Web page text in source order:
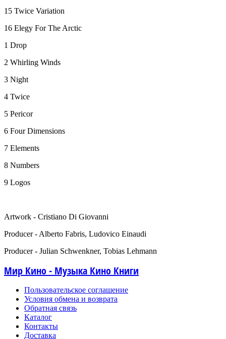
15 Twice Variation
16 Elegy For The Arctic
1 Drop
2 Whirling Winds
3 Night
4 Twice
5 Pericor
6 Four Dimensions
7 Elements
8 Numbers
9 Logos
Artwork - Cristiano Di Giovanni
Producer - Alberto Fabris, Ludovico Einaudi
Producer - Julian Schwenkner, Tobias Lehmann
Мир Кино - Музыка Кино Книги
Пользовательское соглашение
Условия обмена и возврата
Обратная связь
Каталог
Контакты
Доставка